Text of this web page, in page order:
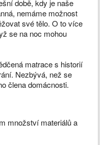
době, kdy je naše
nemáme možnost
své tělo. O to více
se na noc mohou
matrace s historií
Nezbývá, než se
člena domácnosti.
množství materiálů a